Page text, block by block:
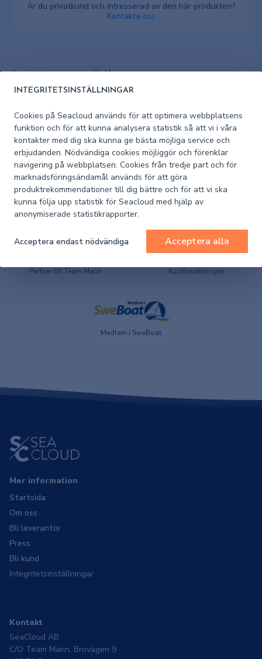
INTEGRITETSINSTÄLLNINGAR
Cookies på Seacloud används för att optimera webbplatsens
funktion och för att kunna analysera statistik så att vi i våra
kontakter med dig ska kunna ge bästa möjliga service och
erbjudanden. Nödvändiga cookies möjliggör och förenklar
navigering på webbplatsen. Cookies från tredje part och för
marknadsföringsändamål används för att göra
produktrekommendationer till dig bättre och för att vi ska
kunna följa upp statistik för Seacloud med hjälp av
anonymiserade statistikrapporter.
Acceptera endast nödvändiga Acceptera alla
Är du privatkund och intresserad av den här produkten?
Kontakta oss
Lagerstatus I lager
leverantör
Artikelnummer
Seacloud
1011-K43060
Partner till Team Marin
Kustbevakningen
Medlem i SweBoat
Mer information
Startsida
Om oss
Bli leverantör
Press
Bli kund
Integritetsinställningar
Kontakt
SeaCloud AB
C/O Team Marin, Brovägen 9